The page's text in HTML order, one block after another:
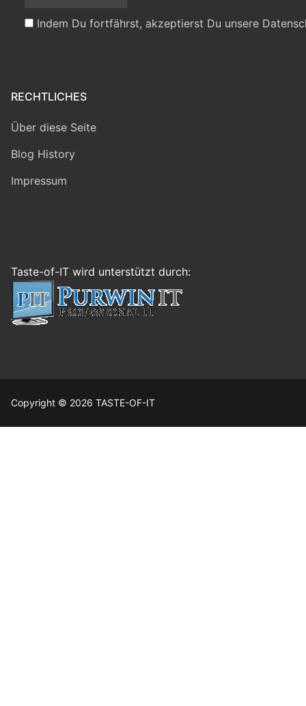
Indem Du fortfährst, akzeptierst Du unsere
RECHTLICHES
Über diese Seite
Blog History
Impressum
Taste-of-IT wird unterstützt durch:
Copyright © 2026 TASTE-OF-IT